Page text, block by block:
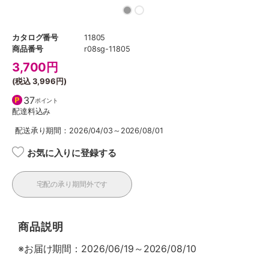
カタログ番号
11805
商品番号
r08sg-11805
3,700 円
(税込3,996円)
37ポイント
配達料込み
配送承り期間：2026/04/03～2026/08/01
お気に入りに登録する
宅配の承り期間外です
商品説明
※お届け期間：2026/06/19～2026/08/10